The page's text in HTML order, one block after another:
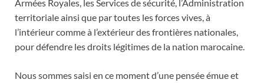
Armées Royales, les Services de sécurité, l’Administration
territoriale ainsi que par toutes les forces vives, à
l’intérieur comme à l’extérieur des frontières nationales,
pour défendre les droits légitimes de la nation marocaine.
Nous sommes saisi en ce moment d’une pensée émue et